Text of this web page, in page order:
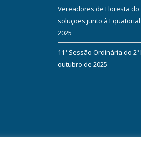
Vereadores de Floresta
soluções junto à
2025
11ª Sessão Ordinária do
outubro de 2025